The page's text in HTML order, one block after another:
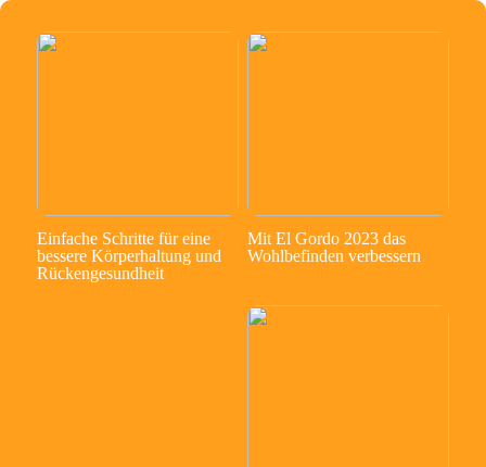
Einfache Schritte für eine
bessere Körperhaltung und
Rückengesundheit
Mit El Gordo 2023 das
Wohlbefinden verbessern